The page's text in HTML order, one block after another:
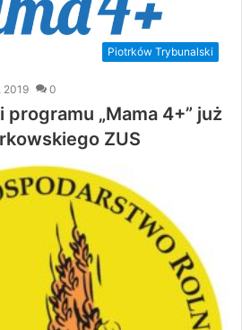
Piotrków Trybunalski
2019 0
„Mama 4+” już
ZUS